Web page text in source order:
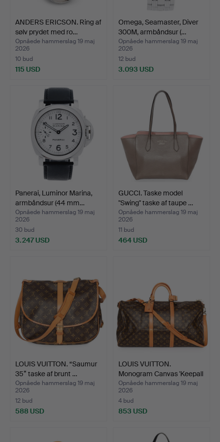
ANDERS ERICSON. Ring af
sølv prydet med ro…
Opnåede hammerslag 19 maj
2026
10 bud
115 USD
Omega, Seamaster, Diver
300M, armbåndsur (…
Opnåede hammerslag 19 maj
2026
12 bud
3.093 USD
Panerai, Luminor Marina,
armbåndsur (44 mm…
Opnåede hammerslag 19 maj
2026
30 bud
3.247 USD
GUCCI. Taske model
"Swing" taske af taupe …
Opnåede hammerslag 19 maj
2026
11 bud
464 USD
LOUIS VUITTON. “Saumur
35” taske af brunt …
Opnåede hammerslag 19 maj
2026
12 bud
588 USD
LOUIS VUITTON.
Monogram Canvas 'Keepall
Ba…
Opnåede hammerslag 19 maj
2026
4 bud
853 USD